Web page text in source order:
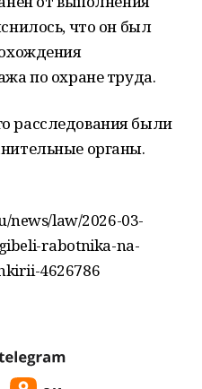
что он был
по охране труда.
расследования были
органы.
law/2026-03-
rabotnika-na-
4626786